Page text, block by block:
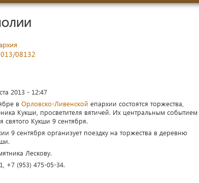
08132
2013 - 12:47
в Орловско-Ливенской епархии состоятся торжества,
Кукши, просветителя вятичей. Их центральным событием
Кукши 9 сентября.
9 сентября организует поездку на торжества в деревню
Лескову.
+7 (953) 475-05-34.